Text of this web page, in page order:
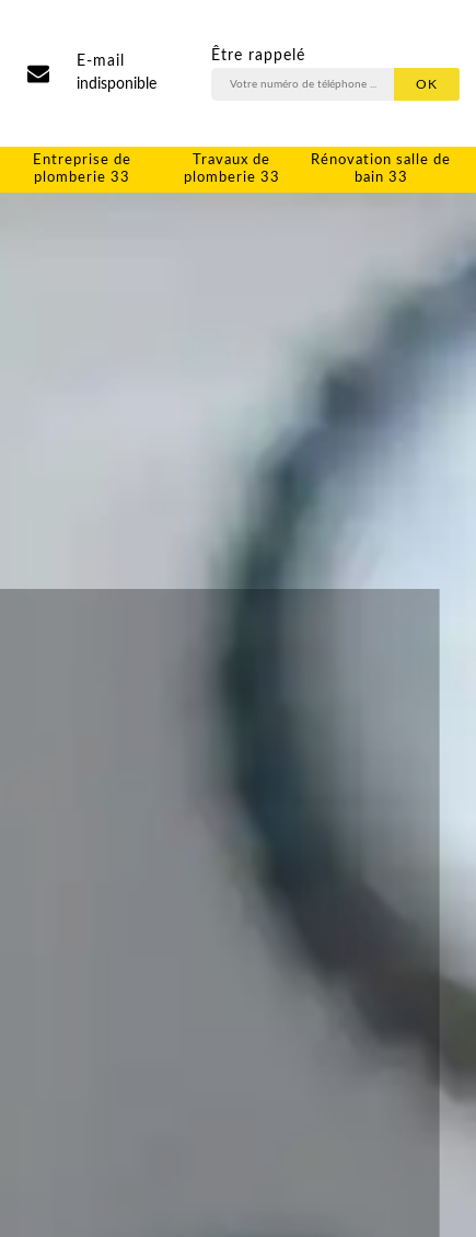
E-mail
indisponible
Être rappelé
Entreprise de
plomberie 33
Travaux de
plomberie 33
Rénovation salle de
bain 33